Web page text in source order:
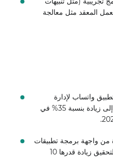
المعقد مثل معالجة
واتساب لإدارة
الحسابات والتحويلات، ويشير إلى زيادة بنسبة 35% في
من واجهة برمجة تطبيقات
واتساب الخاصة بـ AiSensy لتحقيق زيادة قدرها 10